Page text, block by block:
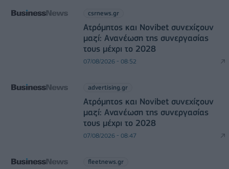
csrnews.gr
Ατρόμητος και Novibet συνεχίζουν
μαζί: Ανανέωση της συνεργασίας
τους μέχρι το 2028
07/08/2026 - 08:52
advertising.gr
Ατρόμητος και Novibet συνεχίζουν
μαζί: Ανανέωση της συνεργασίας
τους μέχρι το 2028
07/08/2026 - 08:47
fleetnews.gr